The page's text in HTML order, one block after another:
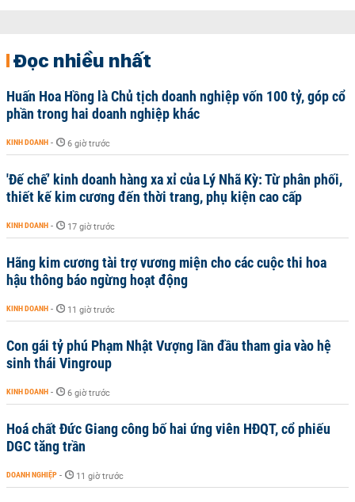
Đọc nhiều nhất
Huấn Hoa Hồng là Chủ tịch doanh nghiệp vốn 100 tỷ, góp cổ
phần trong hai doanh nghiệp khác
KINH DOANH - 6 giờ trước
'Đế chế’ kinh doanh hàng xa xỉ của Lý Nhã Kỳ: Từ phân phối,
thiết kế kim cương đến thời trang, phụ kiện cao cấp
KINH DOANH - 17 giờ trước
Hãng kim cương tài trợ vương miện cho các cuộc thi hoa
hậu thông báo ngừng hoạt động
KINH DOANH - 11 giờ trước
Con gái tỷ phú Phạm Nhật Vượng lần đầu tham gia vào hệ
sinh thái Vingroup
KINH DOANH - 6 giờ trước
Hoá chất Đức Giang công bố hai ứng viên HĐQT, cổ phiếu
DGC tăng trần
DOANH NGHIỆP - 11 giờ trước